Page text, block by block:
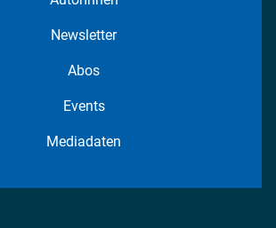
Newsletter
Abos
Events
Mediadaten